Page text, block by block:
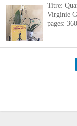
Titre:
Virginie
pages: